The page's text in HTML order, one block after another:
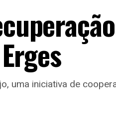
uma iniciativa de